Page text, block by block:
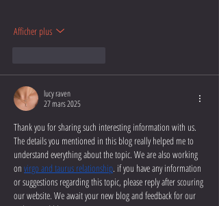
Afficher plus
lucy raven
27 mars 2025
Thank you for sharing such interesting information with us.
The details you mentioned in this blog really helped me to
understand everything about the topic. We are also working
on virgo and taurus relationship. if you have any information
or suggestions regarding this topic, please reply after scouring
our website. We await your new blog and feedback for our